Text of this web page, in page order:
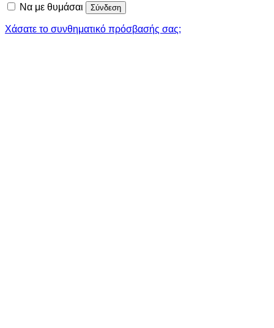
Να με θυμάσαι Σύνδεση
Χάσατε το συνθηματικό πρόσβασής σας;